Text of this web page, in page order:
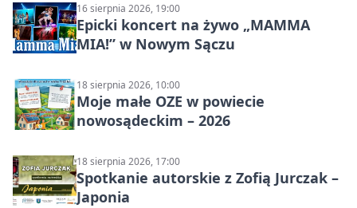
16 sierpnia 2026, 19:00
Epicki koncert na żywo „MAMMA
MIA!” w Nowym Sączu
18 sierpnia 2026, 10:00
Moje małe OZE w powiecie
nowosądeckim – 2026
18 sierpnia 2026, 17:00
Spotkanie autorskie z Zofią Jurczak –
Japonia